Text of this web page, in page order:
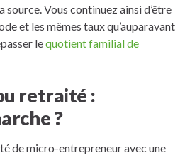
source. Vous continuez ainsi d’être
et les mêmes taux qu’auparavant
lequotient familial de
retraité :
?
de micro-entrepreneur avec une